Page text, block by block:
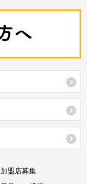
加盟店募集